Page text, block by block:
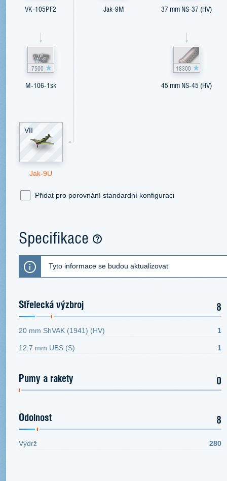
VK-105PF2
7500
M-106-1sk
VII
Jak-9U
Jak-9M 37 mm NS-37 (HV)
18300
45 mm NS-45 (HV)
Přidat pro porovnání standardní konfiguraci
Specifikace
Tyto informace se budou aktualizovat
Střelecká výzbroj 8
20 mm ShVAK (1941) (HV) 1
12.7 mm UBS (S) 1
Pumy a rakety 0
Odolnost 8
Výdrž 280